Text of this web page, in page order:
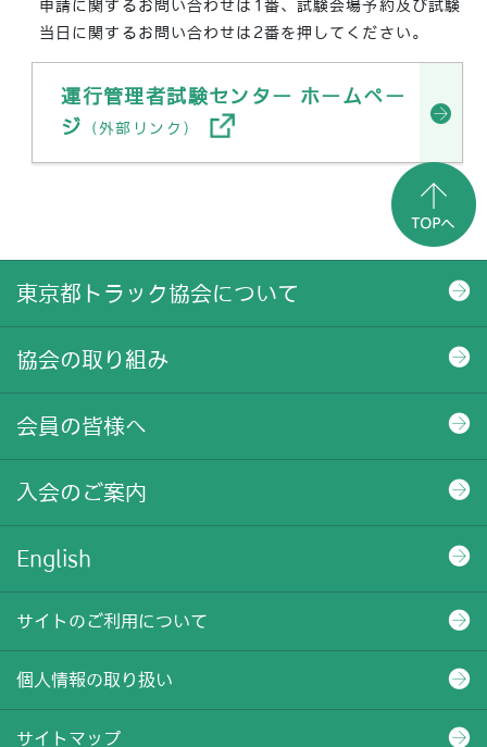
申請に関するお問い合わせは1番、試験会場予約及び試験
当日に関するお問い合わせは2番を押してください。
運行管理者試験センター ホームペー
ジ
（外部リンク）
東京都トラック協会について
協会の取り組み
会員の皆様へ
入会のご案内
English
サイトのご利用について
個人情報の取り扱い
サイトマップ